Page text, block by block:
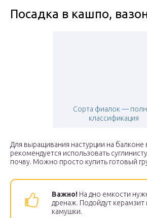
Посадка в кашпо,
Сорта фиалок —
классификация
Для выращивания настурции на балконе
рекомендуется использовать
почву. Можно просто купить готовый
Важно! На дно емкости
дренаж. Подойдут керамзит
камушки.